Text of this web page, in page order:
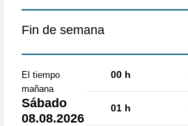
Fin de semana
El tiempo
mañana
Sábado
08.08.2026
00 h
01 h